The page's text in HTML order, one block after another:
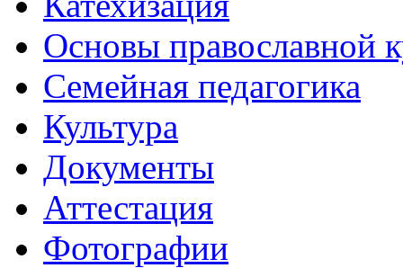
Основы православной
Семейная педагогика
Культура
Документы
Аттестация
Фотографии